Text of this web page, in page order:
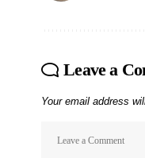
Leave a
Your email address